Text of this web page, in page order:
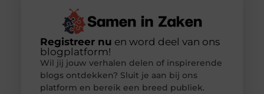
Registreer nu en word deel van ons
blogplatform!
Wil jij jouw verhalen delen of inspirerende
blogs ontdekken? Sluit je aan bij ons
platform en bereik een breed publiek.